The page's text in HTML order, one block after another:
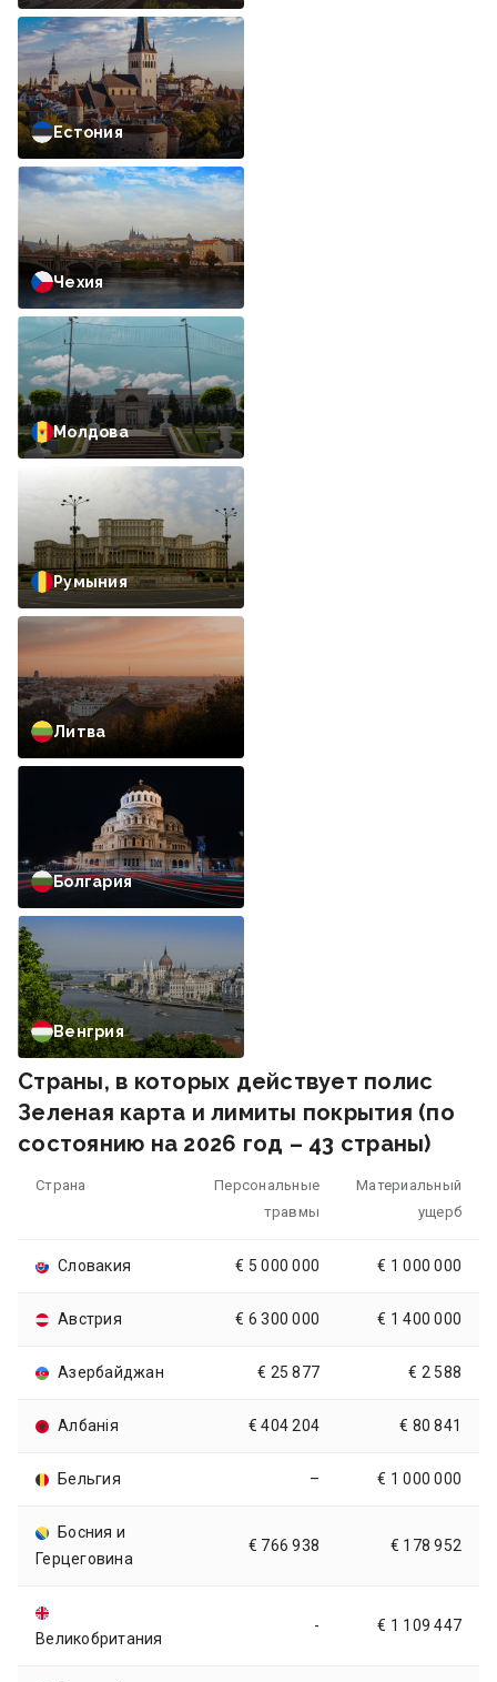
Естония
Чехия
Молдова
Румыния
Литва
Болгария
Венгрия
Страны, в которых действует полис
Зеленая карта и лимиты покрытия (по
состоянию на 2026 год – 43 страны)
Страна
Персональные
травмы
Материальный
ущерб
Словакия € 5 000 000 € 1 000 000
Австрия € 6 300 000 € 1 400 000
Азербайджан € 25 877 € 2 588
Албанія € 404 204 € 80 841
Бельгия – € 1 000 000
Босния и
Герцеговина
€ 766 938 € 178 952
Великобритания
- € 1 109 447